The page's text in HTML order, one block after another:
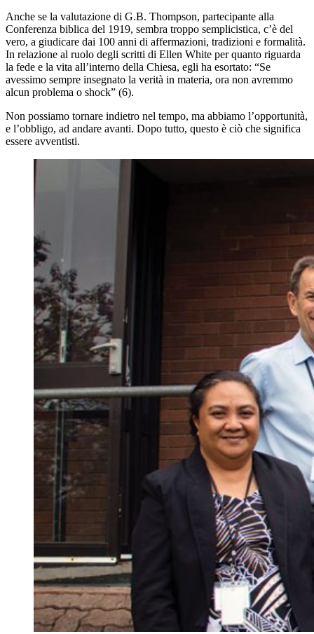
Anche se la valutazione di G.B. Thompson, partecipante alla
Conferenza biblica del 1919, sembra troppo semplicistica, c’è del
vero, a giudicare dai 100 anni di affermazioni, tradizioni e formalità.
In relazione al ruolo degli scritti di Ellen White per quanto riguarda
la fede e la vita all’interno della Chiesa, egli ha esortato: “Se
avessimo sempre insegnato la verità in materia, ora non avremmo
alcun problema o shock” (6).
Non possiamo tornare indietro nel tempo, ma abbiamo l’opportunità,
e l’obbligo, ad andare avanti. Dopo tutto, questo è ciò che significa
essere avventisti.